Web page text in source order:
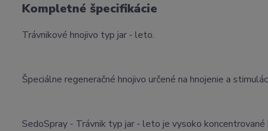
Kompletné špecifikácie
Trávnikové hnojivo typ jar - leto.
Špeciálne regeneračné hnojivo určené na hnojenie a
SedoSpray - Trávnik typ jar - leto je vysoko